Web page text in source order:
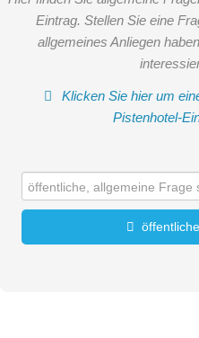
Eintrag. Stellen Sie eine
allgemeines Anliegen
Klicken Sie hier um
Pistenhotel-